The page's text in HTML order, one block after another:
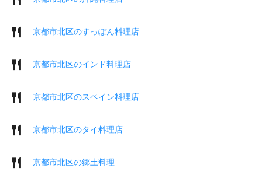
京都市北区のすっぽん料理店
京都市北区のインド料理店
京都市北区のスペイン料理店
京都市北区のタイ料理店
京都市北区の郷土料理